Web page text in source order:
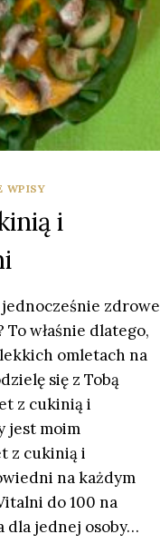
WPISY
i
zdrowe
właśnie dlatego,
omletach na
się z Tobą
z cukinią i
jest moim
z cukinią i
na każdym
do 100 na
dla jednej osoby…